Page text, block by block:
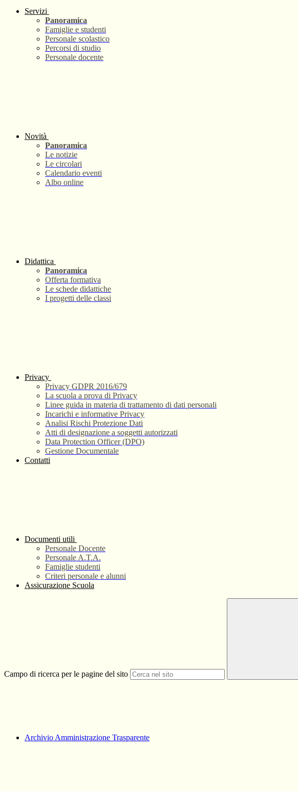
Servizi
Panoramica
Famiglie e studenti
Personale scolastico
Percorsi di studio
Personale docente
Novità
Panoramica
Le notizie
Le circolari
Calendario eventi
Albo online
Didattica
Panoramica
Offerta formativa
Le schede didattiche
I progetti delle classi
Privacy
Privacy GDPR 2016/679
La scuola a prova di Privacy
Linee guida in materia di trattamento di dati personali
Incarichi e informative Privacy
Analisi Rischi Protezione Dati
Atti di designazione a soggetti autorizzati
Data Protection Officer (DPO)
Gestione Documentale
Contatti
Documenti utili
Personale Docente
Personale A.T.A.
Famiglie studenti
Criteri personale e alunni
Assicurazione Scuola
Campo di ricerca per le pagine del sito
Archivio Amministrazione Trasparente